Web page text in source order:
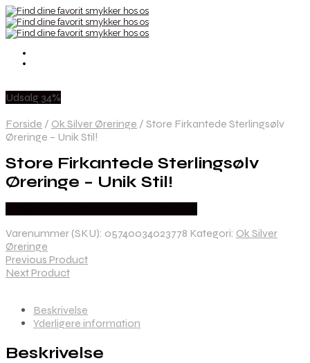
Udsalg 34%
Forside / Ok Silver Øreringe / Store Firkantede Sterlingsølv
Øreringe – Unik Stil!
Store Firkantede Sterlingsølv
Øreringe – Unik Stil!
Varenummer (SKU): 05740034023778 Kategori: Ok Silver
Øreringe
Previous Product
Next Product
Beskrivelse
Yderligere information
Beskrivelse